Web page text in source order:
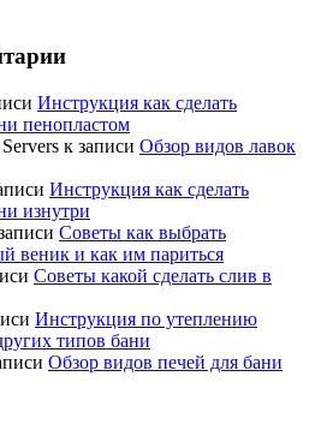
Инструкция как сделать
пенопластом
к записи Обзор видов лавок
Инструкция как сделать
изнутри
Советы как выбрать
веник и как им париться
Советы какой сделать слив в
Инструкция по утеплению
типов бани
Обзор видов печей для бани